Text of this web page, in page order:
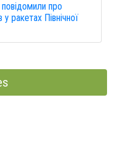
повідомили про
ракетах Північної